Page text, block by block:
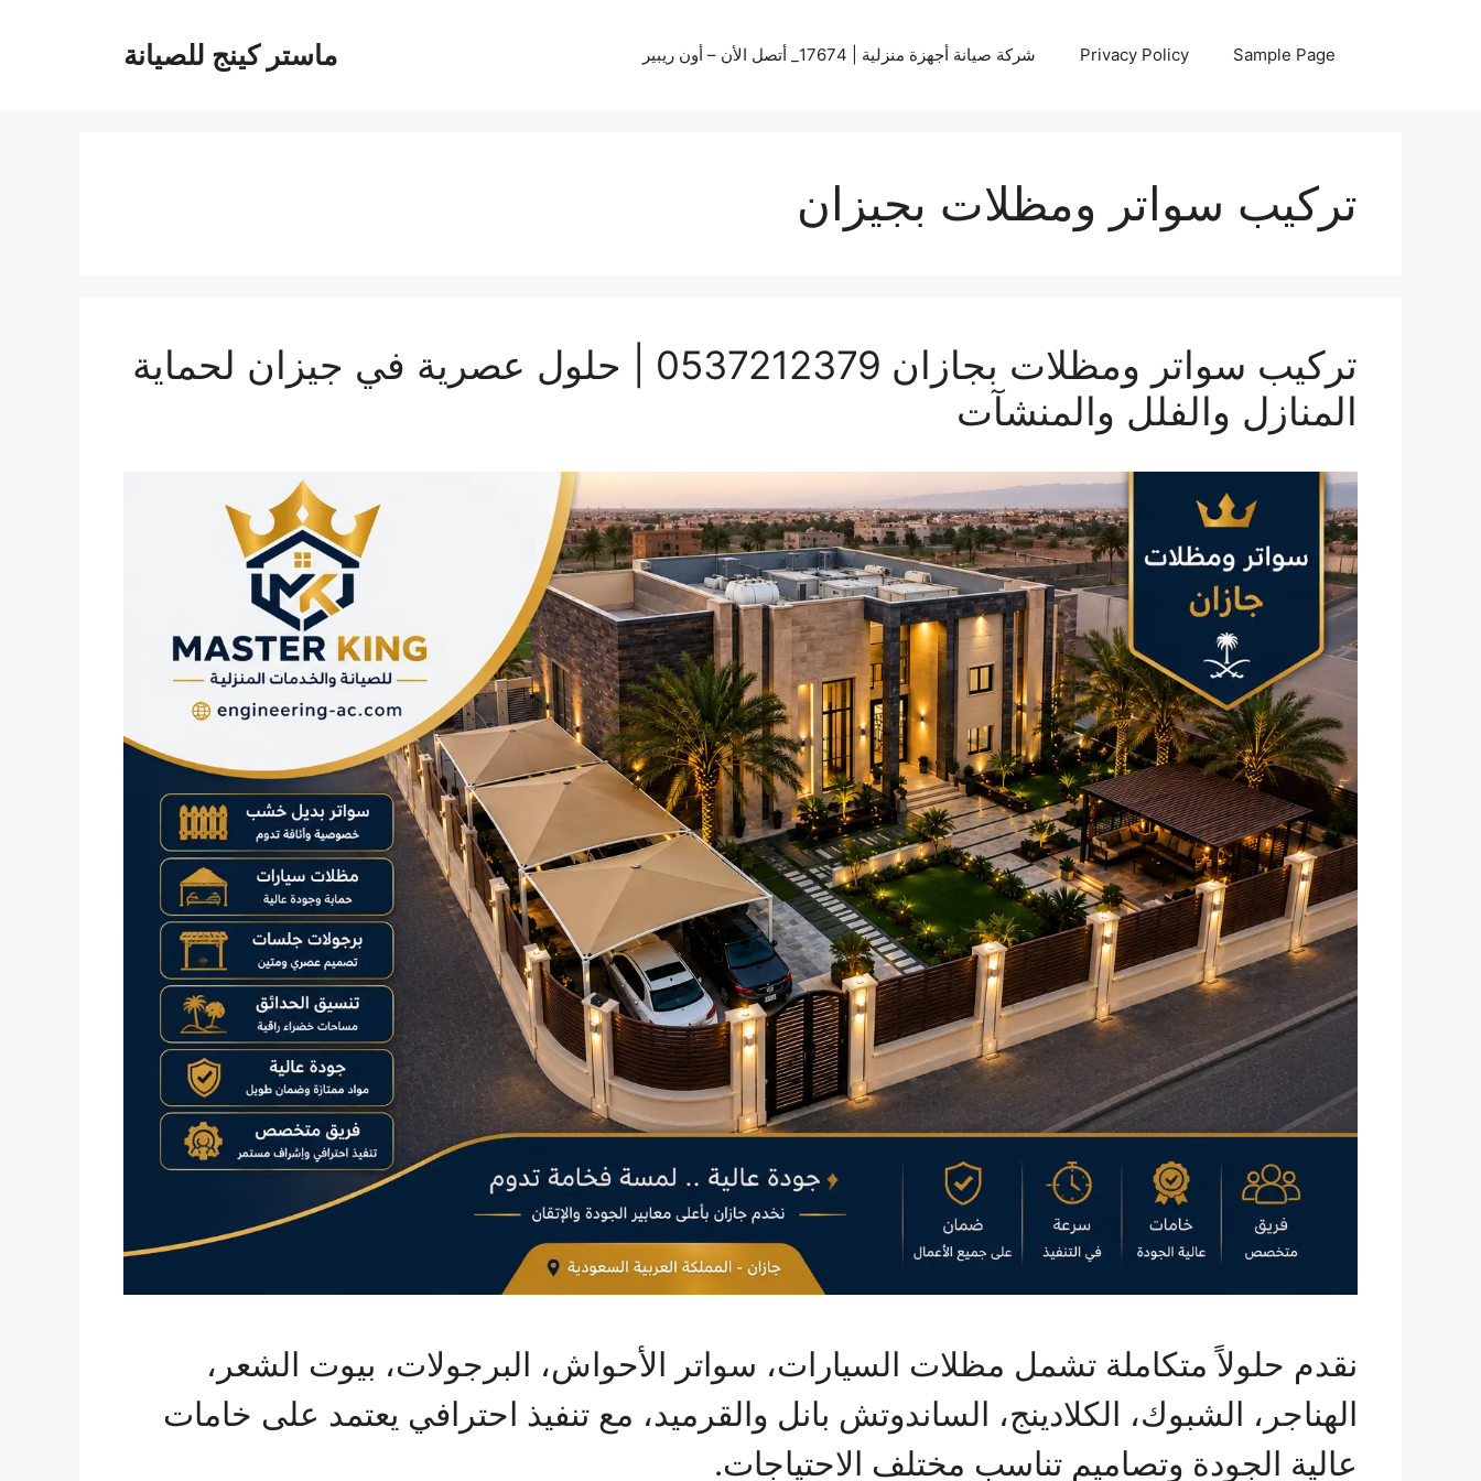
ماستر كينج للصيانة Sample Page
Privacy Policy شركة صيانة أجهزة منزلية | 17674_ أتصل الأن – أون ريبير
تركيب سواتر ومظلات بجيزان
تركيب سواتر ومظلات بجازان 0537212379 | حلول عصرية في جيزان لحماية
المنازل والفلل والمنشآت
نقدم حلولاً متكاملة تشمل مظلات السيارات، سواتر الأحواش، البرجولات، بيوت الشعر،
الهناجر، الشبوك، الكلادينج، الساندوتش بانل والقرميد، مع تنفيذ احترافي يعتمد على خامات
عالية الجودة وتصاميم تناسب مختلف الاحتياجات.